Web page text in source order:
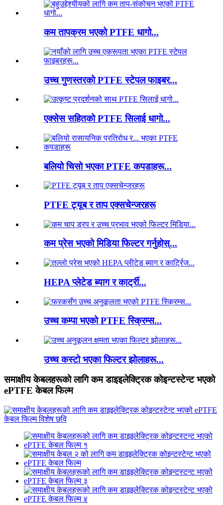
कम तापक्रम भएको PTFE धागो...
उच्च गुणस्तरको PTFE स्टेपल फाइबर...
एक्सेस सहितको PTFE सिलाई धागो...
बलियो चिसो भएका PTFE कपडाहरू...
PTFE ट्यूब र ताप एक्सचेन्जरहरू
कम प्रेस भएको मिडिया फिल्टर गर्नुहोस्...
HEPA प्लेटेड ब्याग र कार्ट्री...
उच्च कम्पा भएको PTFE स्क्रिम्स...
उच्च कस्टो भएका फिल्टर झोलाहरू...
समाक्षीय केबलहरूको लागि कम डाइइलेक्ट्रिक कोइन्टस्टेन्ट भएको
ePTFE केबल फिल्म